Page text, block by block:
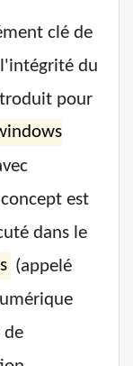
clé de
du
pour
est
dans le
(appelé
de